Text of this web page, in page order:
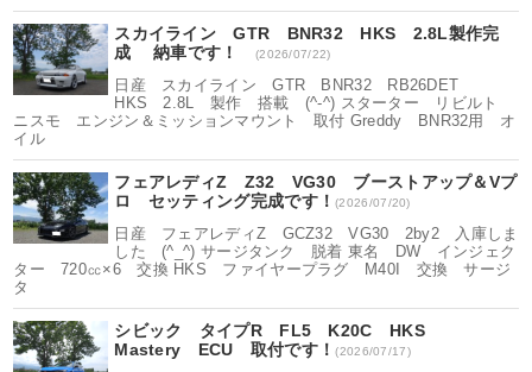
スカイライン GTR BNR32 HKS 2.8L製作完
成 納車です！
(2026/07/22)
日産 スカイライン GTR BNR32 RB26DET
HKS 2.8L 製作 搭載 (^-^) スターター リビルト
ニスモ エンジン＆ミッションマウント 取付 Greddy BNR32用 オ
イル
フェアレディZ Z32 VG30 ブーストアップ＆Vプ
ロ セッティング完成です！(2026/07/20)
日産 フェアレディZ GCZ32 VG30 2by2 入庫しま
した (^_^) サージタンク 脱着 東名 DW インジェク
ター 720㏄×6 交換 HKS ファイヤープラグ M40I 交換 サージ
タ
シビック タイプR FL5 K20C HKS
Mastery ECU 取付です！(2026/07/17)